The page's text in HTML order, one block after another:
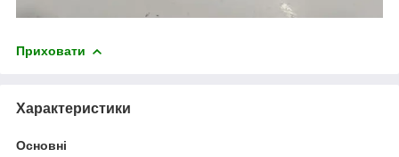
Приховати
Характеристики
Основні